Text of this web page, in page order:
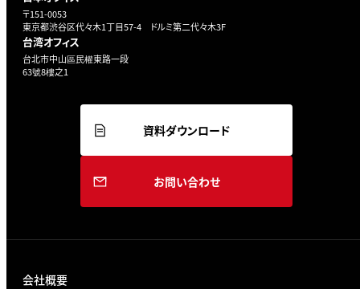
〒151-0053
東京都渋谷区代々木1丁目57-4 ドルミ第二代々木3F
台湾オフィス
台北市中山區民權東路一段
63號8樓之1
資料ダウンロード
お問い合わせ
会社概要